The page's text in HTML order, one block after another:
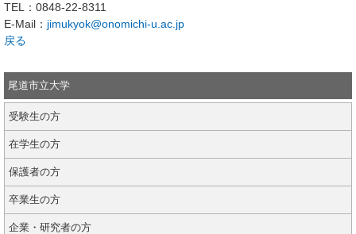
TEL： 0848-22-8311
E-Mail： jimukyok@onomichi-u.ac.jp
戻る
尾道市立大学
受験生の方
在学生の方
保護者の方
卒業生の方
企業・研究者の方